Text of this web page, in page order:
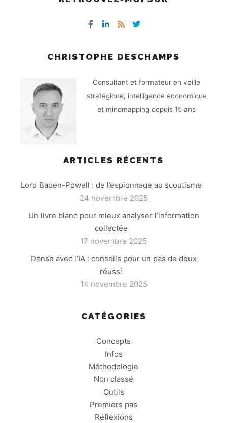
CHRISTOPHE DESCHAMPS
Consultant et formateur en veille
stratégique, intelligence économique
et mindmapping depuis 15 ans
ARTICLES RÉCENTS
Lord Baden-Powell : de l’espionnage au scoutisme
24 novembre 2025
Un livre blanc pour mieux analyser l’information
collectée
17 novembre 2025
Danse avec l’IA : conseils pour un pas de deux
réussi
14 novembre 2025
CATÉGORIES
Concepts
Infos
Méthodologie
Non classé
Outils
Premiers pas
Réflexions